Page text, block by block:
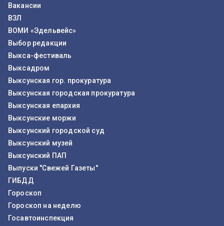
Вакансии
ВЗЛ
ВОМИ «Эдельвейс»
Выбор редакции
Выкса-фестиваль
Выксадром
Выксунская гор. прокуратура
Выксунская городская прокуратура
Выксунская епархия
Выксунские моржи
Выксунский городской суд
Выксунский музей
Выксунский ПАП
Выпуски "Свежей Газеты"
ГИБДД
Гороскоп
Гороскоп на неделю
Госавтоинспекция